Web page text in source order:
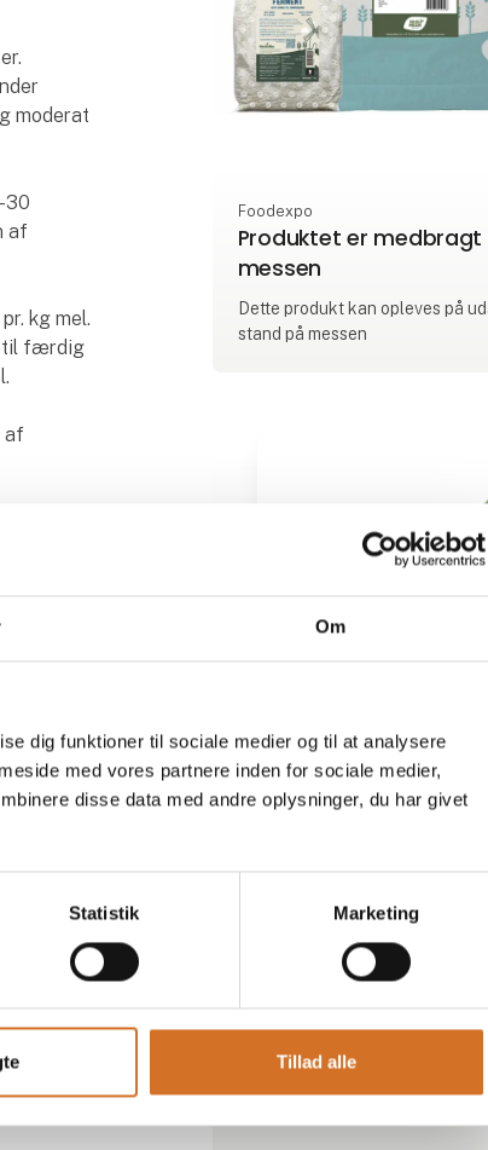
Om
dig funktioner til sociale medier og til at analysere
med vores partnere inden for sociale medier,
disse data med andre oplysninger, du har givet
Statistik Marketing
Tillad alle
moderat
30
af
kg mel.
til færdig
af
Foodexpo
Produktet er medbragt
messen
Dette produkt kan opleves på
stand på messen
Produktet er tilføjet af:
Valsemøllen A/S
DANSK HÅNDVÆRK OG
Siden 1899 har Valsemøllen
bannerfører for den gode
mølletraditioner, dansk
bæredygtige udvikling sætter
alt, hvad vi gør – i respekt for
mennesker og miljøet.
Vi producerer kvalitetsprodukter